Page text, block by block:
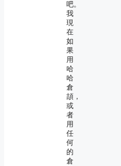
吧。
我
現
在
如
果
用
哈
哈
倉
頡，
或
者
用
任
何
的
倉